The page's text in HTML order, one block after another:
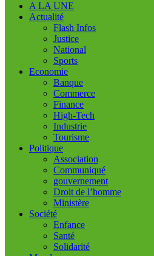
A LA UNE
Actualité
Flash Infos
Justice
National
Sports
Economie
Banque
Commerce
Finance
High-Tech
Industrie
Tourisme
Politique
Association
Communiqué
gouvernement
Droit de l’homme
Ministère
Société
Enfance
Santé
Solidarité